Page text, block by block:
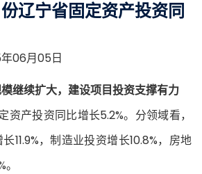
辽宁省固定资产投资同
06月05日
继续扩大，建设项目投资支撑有力
资产投资同比增长5.2%。分领域看，
11.9%，制造业投资增长10.8%，房地